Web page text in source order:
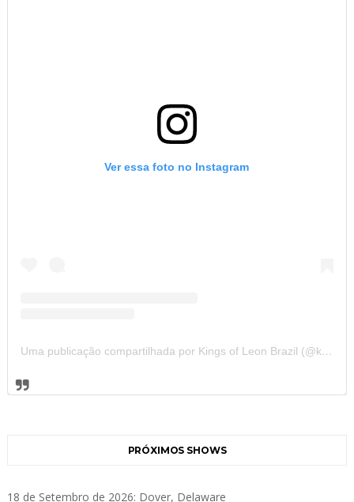
Ver essa foto no Instagram
Uma publicação compartilhada por Kings of Leon Brazil (@kolbrazil)
PRÓXIMOS SHOWS
18 de Setembro de 2026: Dover, Delaware